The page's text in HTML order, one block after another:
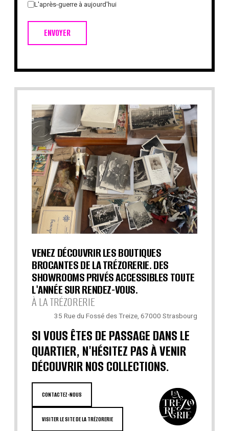
ENVOYER
L'après-guerre à aujourd'hui
VENEZ DÉCOUVRIR LES BOUTIQUES
BROCANTES DE LA TRÉZORERIE. DES
SHOWROOMS PRIVÉS ACCESSIBLES TOUTE
L'ANNÉE SUR RENDEZ-VOUS.
À LA TRÉZORERIE
35 Rue du Fossé des Treize, 67000 Strasbourg
SI VOUS ÊTES DE PASSAGE DANS LE
QUARTIER, N'HÉSITEZ PAS À VENIR
DÉCOUVRIR NOS COLLECTIONS.
CONTACTEZ-NOUS
VISITER LE SITE DE LA TRÉZORERIE